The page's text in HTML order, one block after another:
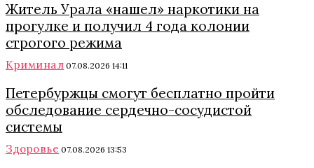
Житель Урала «нашел» наркотики на
прогулке и получил 4 года колонии
строгого режима
Криминал 07.08.2026 14:11
Петербуржцы смогут бесплатно пройти
обследование сердечно-сосудистой
системы
Здоровье 07.08.2026 13:53